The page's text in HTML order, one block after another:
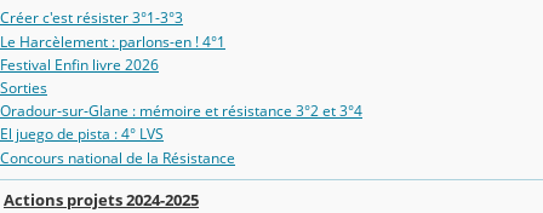
Créer c'est résister 3°1-3°3
Le Harcèlement : parlons-en ! 4°1
Festival Enfin livre 2026
Sorties
Oradour‑sur‑Glane : mémoire et résistance 3°2 et 3°4
El juego de pista : 4° LVS
Concours national de la Résistance
Actions projets 2024-2025